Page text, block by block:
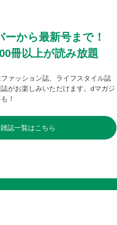
から最新号まで！
冊以上が読み放題
ァッション誌、ライフスタイル誌
がお楽しみいただけます。dマガジ
！
誌一覧はこちら